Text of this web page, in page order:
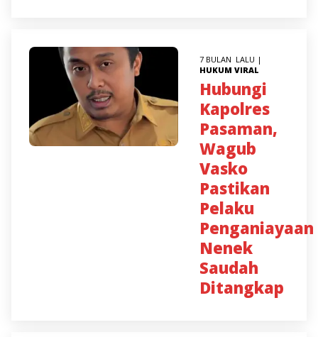
7 BULAN LALU |
HUKUM VIRAL
Hubungi
Kapolres
Pasaman,
Wagub
Vasko
Pastikan
Pelaku
Penganiayaan
Nenek
Saudah
Ditangkap